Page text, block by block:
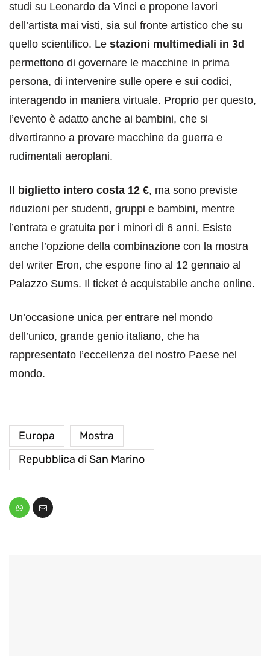
studi su Leonardo da Vinci e propone lavori
dell’artista mai visti, sia sul fronte artistico che su
quello scientifico. Le stazioni multimediali in 3d
permettono di governare le macchine in prima
persona, di intervenire sulle opere e sui codici,
interagendo in maniera virtuale. Proprio per questo,
l’evento è adatto anche ai bambini, che si
divertiranno a provare macchine da guerra e
rudimentali aeroplani.
Il biglietto intero costa 12 €, ma sono previste
riduzioni per studenti, gruppi e bambini, mentre
l’entrata e gratuita per i minori di 6 anni. Esiste
anche l’opzione della combinazione con la mostra
del writer Eron, che espone fino al 12 gennaio al
Palazzo Sums. Il ticket è acquistabile anche online.
Un’occasione unica per entrare nel mondo
dell’unico, grande genio italiano, che ha
rappresentato l’eccellenza del nostro Paese nel
mondo.
Europa
Mostra
Repubblica di San Marino